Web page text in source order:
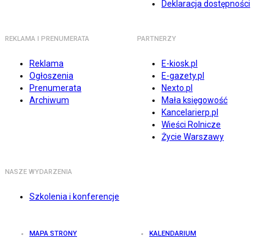
Deklaracja dostępności
REKLAMA I PRENUMERATA
Reklama
Ogłoszenia
Prenumerata
Archiwum
PARTNERZY
E-kiosk.pl
E-gazety.pl
Nexto.pl
Mała księgowość
Kancelarierp.pl
Wieści Rolnicze
Życie Warszawy
NASZE WYDARZENIA
Szkolenia i konferencje
MAPA STRONY KALENDARIUM